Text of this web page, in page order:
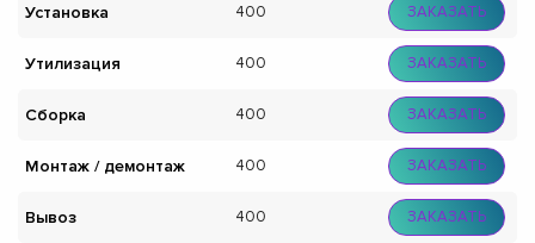
Установка 400 ЗАКАЗАТЬ
Утилизация 400 ЗАКАЗАТЬ
Сборка 400 ЗАКАЗАТЬ
Монтаж / демонтаж 400 ЗАКАЗАТЬ
Вывоз 400 ЗАКАЗАТЬ